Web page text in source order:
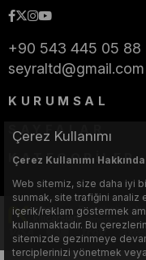
+90 543 445 05 88
seyraltd@gmail.com
KURUMSAL
SAYFALAR
KATEGORİLER
Bu web sitesi,
edilmiştir.
Çerez Kullanımı
Çerez Kullanımı
Web sitemiz, size daha iyi
sunmak, site trafiğini analiz
içerik/reklam göstermek
kullanmaktadır. Bu
sitemizde gezinmeye
terciplerinizi yönetmek